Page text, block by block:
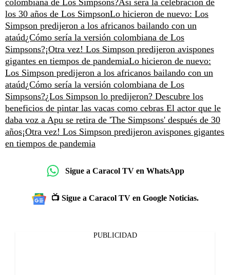
colombiana de Los Simpsons?Así será la celebración de
los 30 años de Los SimpsonLo hicieron de nuevo: Los
Simpson predijeron a los africanos bailando con un
ataúd¿Cómo sería la versión colombiana de Los
Simpsons?¡Otra vez! Los Simpson predijeron avispones
gigantes en tiempos de pandemiaLo hicieron de nuevo:
Los Simpson predijeron a los africanos bailando con un
ataúd¿Cómo sería la versión colombiana de Los
Simpsons?¿Los Simpson lo predijeron? Descubre los
beneficios de pintar las vacas como cebras El actor que le
daba voz a Apu se retira de 'The Simpsons' después de 30
años¡Otra vez! Los Simpson predijeron avispones gigantes
en tiempos de pandemia
Sigue a Caracol TV en WhatsApp
📺 Sigue a Caracol TV en Google Noticias.
PUBLICIDAD